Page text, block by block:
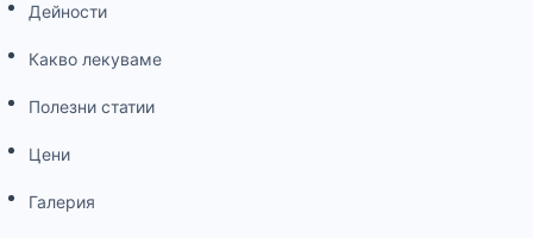
Дейности
Какво лекуваме
Полезни статии
Цени
Галерия